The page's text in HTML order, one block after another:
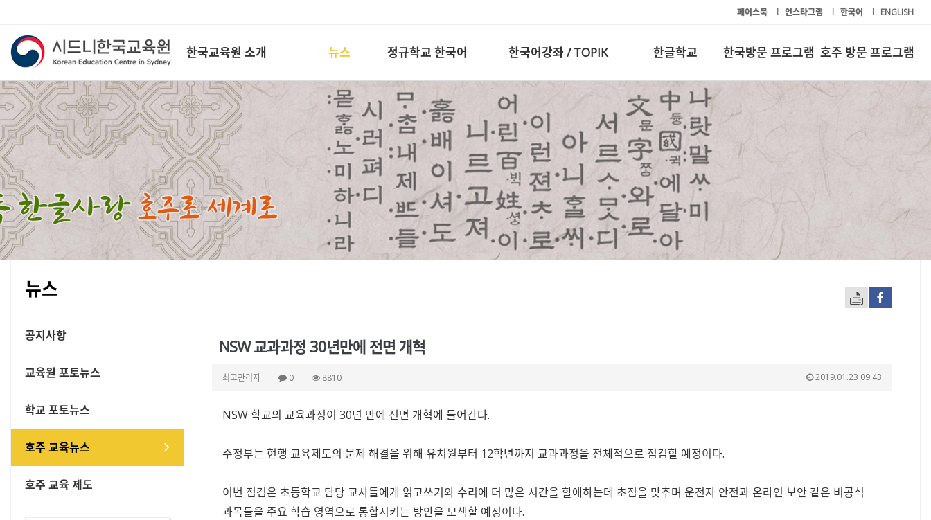
페이스북 l 인스타그램 l 한국어 l ENGLISH
한국교육원 소개 뉴스 정규학교 한국어 한국어강좌 / TOPIK 한글학교 한국방문 프로그램 호주 방문 프로그램
뉴스
공지사항
교육원 포토뉴스
학교 포토뉴스
호주 교육뉴스
호주 교육 제도
NSW 교과과정 30년만에 전면 개혁
최고관리자 0 8810 2019.01.23 09:43
NSW 학교의 교육과정이 30년 만에 전면 개혁에 들어간다.
주정부는 현행 교육제도의 문제 해결을 위해 유치원부터 12학년까지 교과과정을 전체적으로 점검할 예정이다.
이번 점검은 초등학교 담당 교사들에게 읽고쓰기와 수리에 더 많은 시간을 할애하는데 초점을 맞추며 운전자 안전과 온라인 보안 같은 비공식
과목들을 주요 학습 영역으로 통합시키는 방안을 모색할 예정이다.